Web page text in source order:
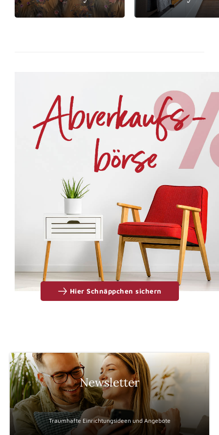
Hier Schnäppchen sichern
Newsletter
Traumhafte Einrichtungsideen und Angebote